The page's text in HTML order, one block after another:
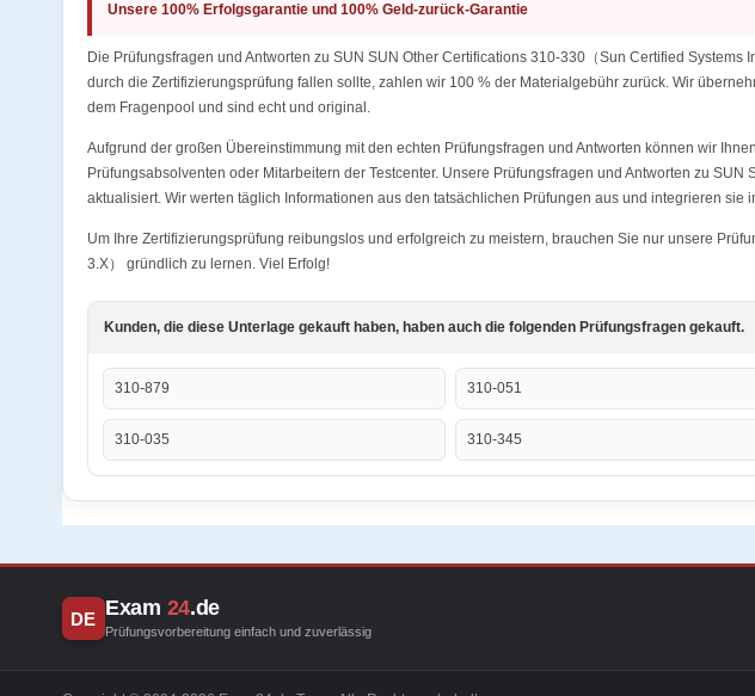
Unsere 100% Erfolgsgarantie und 100% Geld-zurück-Garantie
Die Prüfungsfragen und Antworten zu SUN SUN Other Certifications 310-330（Sun Certified
durch die Zertifizierungsprüfung fallen sollte, zahlen wir 100 % der Materialgebühr zurück. Wir
dem Fragenpool und sind echt und original.
Aufgrund der großen Übereinstimmung mit den echten Prüfungsfragen und Antworten können wir
Prüfungsabsolventen oder Mitarbeitern der Testcenter. Unsere Prüfungsfragen und Antworten zu
aktualisiert. Wir werten täglich Informationen aus den tatsächlichen Prüfungen aus und integrieren sie
Um Ihre Zertifizierungsprüfung reibungslos und erfolgreich zu meistern, brauchen Sie nur unsere
3.X） gründlich zu lernen. Viel Erfolg!
Kunden, die diese Unterlage gekauft haben, haben auch die folgenden Prüfungsfragen gekauft.
310-879 310-051
310-035 310-345
DE Exam 24.de
Prüfungsvorbereitung einfach und zuverlässig